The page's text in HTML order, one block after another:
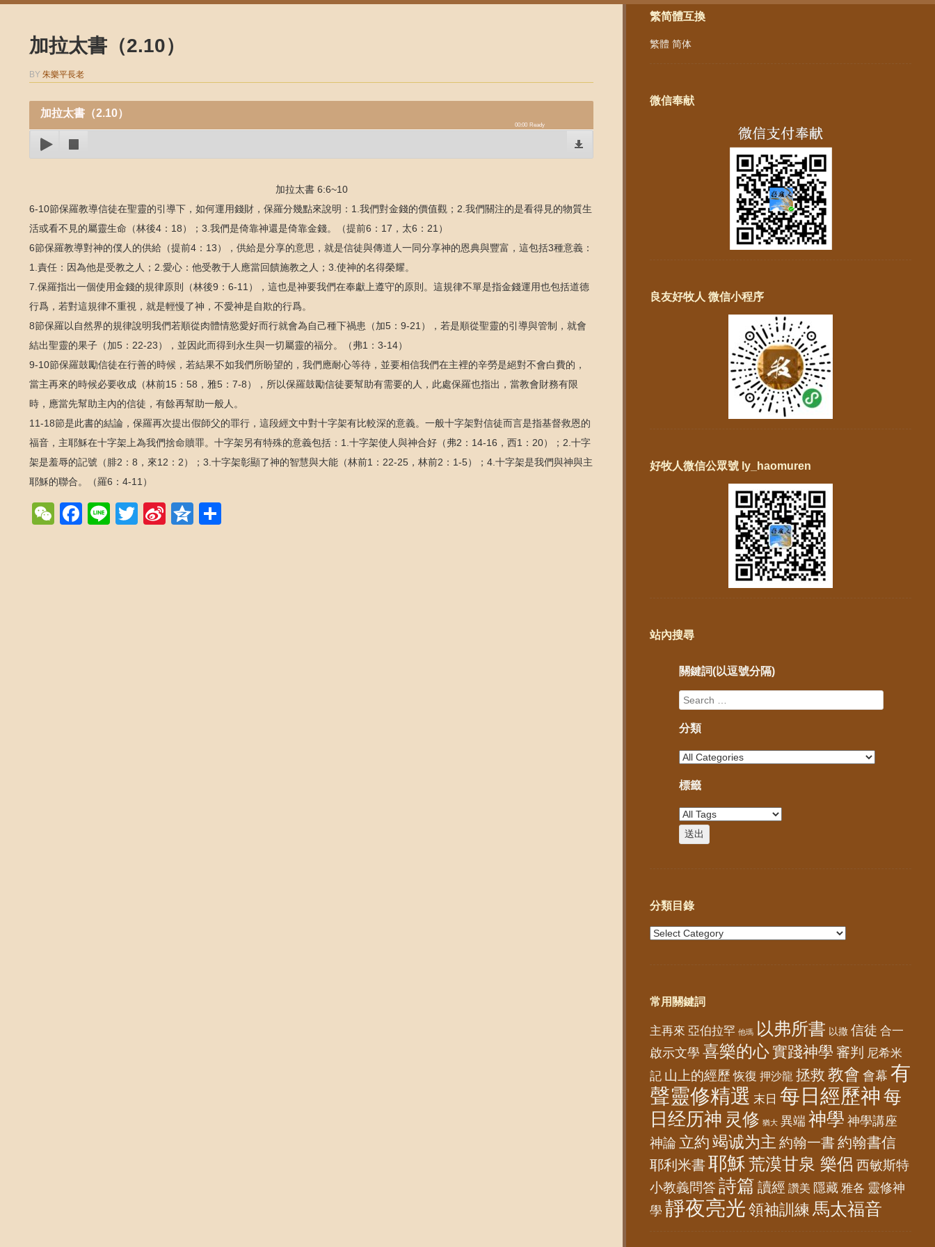
加拉太書（2.10）
BY 朱樂平長老
加拉太書（2.10）
00:00 Ready
加拉太書 6:6~10
6-10節保羅教導信徒在聖靈的引導下，如何運用錢財，保羅分幾點來說明：1.我們對金錢的價值觀；2.我們關注的是看得見的物質生
活或看不見的屬靈生命（林後4：18）；3.我們是倚靠神還是倚靠金錢。（提前6：17，太6：21）
6節保羅教導對神的僕人的供給（提前4：13），供給是分享的意思，就是信徒與傳道人一同分享神的恩典與豐富，這包括3種意義：
1.責任：因為他是受教之人；2.愛心：他受教于人應當回饋施教之人；3.使神的名得榮耀。
7.保羅指出一個使用金錢的規律原則（林後9：6-11），這也是神要我們在奉獻上遵守的原則。這規律不單是指金錢運用也包括道德
行爲，若對這規律不重視，就是輕慢了神，不愛神是自欺的行爲。
8節保羅以自然界的規律說明我們若順從肉體情慾愛好而行就會為自己種下禍患（加5：9-21），若是順從聖靈的引導與管制，就會
結出聖靈的果子（加5：22-23），並因此而得到永生與一切屬靈的福分。（弗1：3-14）
9-10節保羅鼓勵信徒在行善的時候，若結果不如我們所盼望的，我們應耐心等待，並要相信我們在主裡的辛勞是絕對不會白費的，
當主再來的時候必要收成（林前15：58，雅5：7-8），所以保羅鼓勵信徒要幫助有需要的人，此處保羅也指出，當教會財務有限
時，應當先幫助主內的信徒，有餘再幫助一般人。
11-18節是此書的結論，保羅再次提出假師父的罪行，這段經文中對十字架有比較深的意義。一般十字架對信徒而言是指基督救恩的
福音，主耶穌在十字架上為我們捨命贖罪。十字架另有特殊的意義包括：1.十字架使人與神合好（弗2：14-16，西1：20）；2.十字
架是羞辱的記號（腓2：8，來12：2）；3.十字架彰顯了神的智慧與大能（林前1：22-25，林前2：1-5）；4.十字架是我們與神與主
耶穌的聯合。（羅6：4-11）
WeChat
Facebook
LineTwitterSinaQzone
繁简體互換
繁體 简体
微信奉献
良友好牧人 微信小程序
好牧人微信公眾號 ly_haomuren
站內搜尋
關鍵詞(以逗號分隔)
分類
標籤
分類目錄
常用關鍵詞
主再來 亞伯拉罕 他瑪 以弗所書 以撒 信徒 合一
啟示文學 喜樂的心實踐神學 審判 尼希米
記 山上的經歷 恢復 押沙龍 拯救 教會 會幕 有
聲靈修精選 末日 每日經歷神 每
日经历神 灵修 猶大 異端 神學 神學講座
神論 立約 竭诚为主 約翰一書 約翰書信
耶利米書 耶穌荒漠甘泉 樂侶 西敏斯特
小教義問答詩篇 讀經 讚美 隱藏 雅各 靈修神
學 靜夜亮光 領袖訓練 馬太福音